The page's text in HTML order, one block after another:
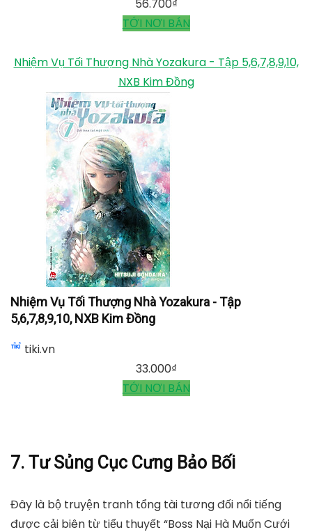
56.700₫
TỚI NƠI BÁN
Nhiệm Vụ Tối Thượng Nhà Yozakura - Tập 5,6,7,8,9,10,
NXB Kim Đồng
Nhiệm Vụ Tối Thượng Nhà Yozakura - Tập
5,6,7,8,9,10, NXB Kim Đồng
tiki.vn
33.000₫
TỚI NƠI BÁN
7. Tư Sủng Cục Cưng Bảo Bối
Đây là bộ truyện tranh tổng tài tương đối nổi tiếng
được cải biên từ tiểu thuyết “Boss Nại Hà Muốn Cưới